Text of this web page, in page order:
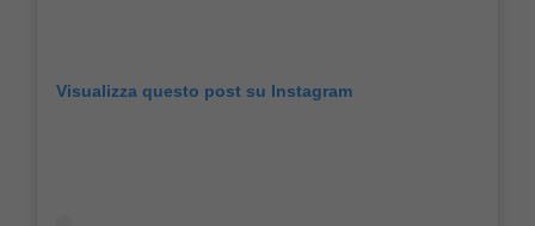
Visualizza questo post su Instagram